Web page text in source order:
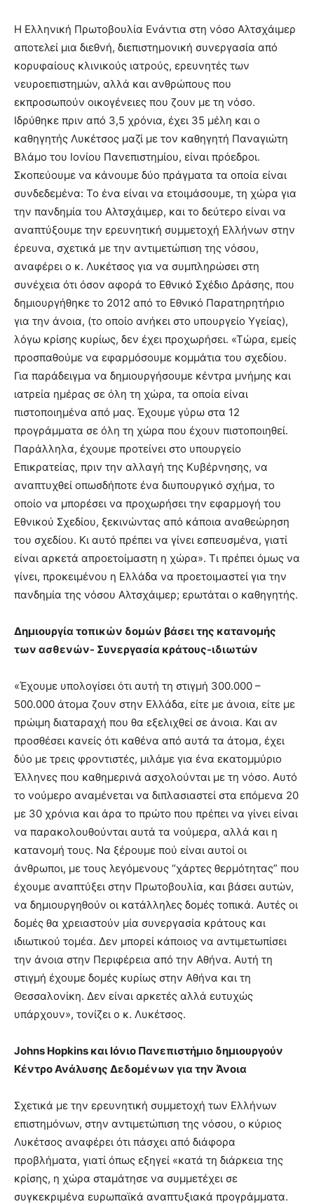
Η Ελληνική Πρωτοβουλία Ενάντια στη νόσο Αλτσχάιμερ
αποτελεί μια διεθνή, διεπιστημονική συνεργασία από
κορυφαίους κλινικούς ιατρούς, ερευνητές των
νευροεπιστημών, αλλά και ανθρώπους που
εκπροσωπούν οικογένειες που ζουν με τη νόσο.
Ιδρύθηκε πριν από 3,5 χρόνια, έχει 35 μέλη και ο
καθηγητής Λυκέτσος μαζί με τον καθηγητή Παναγιώτη
Βλάμο του Ιονίου Πανεπιστημίου, είναι πρόεδροι.
Σκοπεύουμε να κάνουμε δύο πράγματα τα οποία είναι
συνδεδεμένα: Το ένα είναι να ετοιμάσουμε, τη χώρα για
την πανδημία του Αλτσχάιμερ, και το δεύτερο είναι να
αναπτύξουμε την ερευνητική συμμετοχή Ελλήνων στην
έρευνα, σχετικά με την αντιμετώπιση της νόσου,
αναφέρει ο κ. Λυκέτσος για να συμπληρώσει στη
συνέχεια ότι όσον αφορά το Εθνικό Σχέδιο Δράσης, που
δημιουργήθηκε το 2012 από το Εθνικό Παρατηρητήριο
για την άνοια, (το οποίο ανήκει στο υπουργείο Υγείας),
λόγω κρίσης κυρίως, δεν έχει προχωρήσει. «Τώρα, εμείς
προσπαθούμε να εφαρμόσουμε κομμάτια του σχεδίου.
Για παράδειγμα να δημιουργήσουμε κέντρα μνήμης και
ιατρεία ημέρας σε όλη τη χώρα, τα οποία είναι
πιστοποιημένα από μας. Έχουμε γύρω στα 12
προγράμματα σε όλη τη χώρα που έχουν πιστοποιηθεί.
Παράλληλα, έχουμε προτείνει στο υπουργείο
Eπικρατείας, πριν την αλλαγή της Κυβέρνησης, να
αναπτυχθεί οπωσδήποτε ένα διυπουργικό σχήμα, το
οποίο να μπορέσει να προχωρήσει την εφαρμογή του
Εθνικού Σχεδίου, ξεκινώντας από κάποια αναθεώρηση
του σχεδίου. Κι αυτό πρέπει να γίνει εσπευσμένα, γιατί
είναι αρκετά απροετοίμαστη η χώρα». Τι πρέπει όμως να
γίνει, προκειμένου η Ελλάδα να προετοιμαστεί για την
πανδημία της νόσου Αλτσχάιμερ; ερωτάται ο καθηγητής.
Δημιουργία τοπικών δομών βάσει της κατανομής
των ασθενών- Συνεργασία κράτους-ιδιωτών
«Έχουμε υπολογίσει ότι αυτή τη στιγμή 300.000 –
500.000 άτομα ζουν στην Ελλάδα, είτε με άνοια, είτε με
πρώιμη διαταραχή που θα εξελιχθεί σε άνοια. Και αν
προσθέσει κανείς ότι καθένα από αυτά τα άτομα, έχει
δύο με τρεις φροντιστές, μιλάμε για ένα εκατομμύριο
Έλληνες που καθημερινά ασχολούνται με τη νόσο. Αυτό
το νούμερο αναμένεται να διπλασιαστεί στα επόμενα 20
με 30 χρόνια και άρα το πρώτο που πρέπει να γίνει είναι
να παρακολουθούνται αυτά τα νούμερα, αλλά και η
κατανομή τους. Να ξέρουμε πού είναι αυτοί οι
άνθρωποι, με τους λεγόμενους “χάρτες θερμότητας” που
έχουμε αναπτύξει στην Πρωτοβουλία, και βάσει αυτών,
να δημιουργηθούν οι κατάλληλες δομές τοπικά. Αυτές οι
δομές θα χρειαστούν μία συνεργασία κράτους και
ιδιωτικού τομέα. Δεν μπορεί κάποιος να αντιμετωπίσει
την άνοια στην Περιφέρεια από την Αθήνα. Αυτή τη
στιγμή έχουμε δομές κυρίως στην Αθήνα και τη
Θεσσαλονίκη. Δεν είναι αρκετές αλλά ευτυχώς
υπάρχουν», τονίζει ο κ. Λυκέτσος.
Johns Hopkins και Ιόνιο Πανεπιστήμιο δημιουργούν
Κέντρο Ανάλυσης Δεδομένων για την Άνοια
Σχετικά με την ερευνητική συμμετοχή των Ελλήνων
επιστημόνων, στην αντιμετώπιση της νόσου, ο κύριος
Λυκέτσος αναφέρει ότι πάσχει από διάφορα
προβλήματα, γιατί όπως εξηγεί «κατά τη διάρκεια της
κρίσης, η χώρα σταμάτησε να συμμετέχει σε
συγκεκριμένα ευρωπαϊκά αναπτυξιακά προγράμματα.